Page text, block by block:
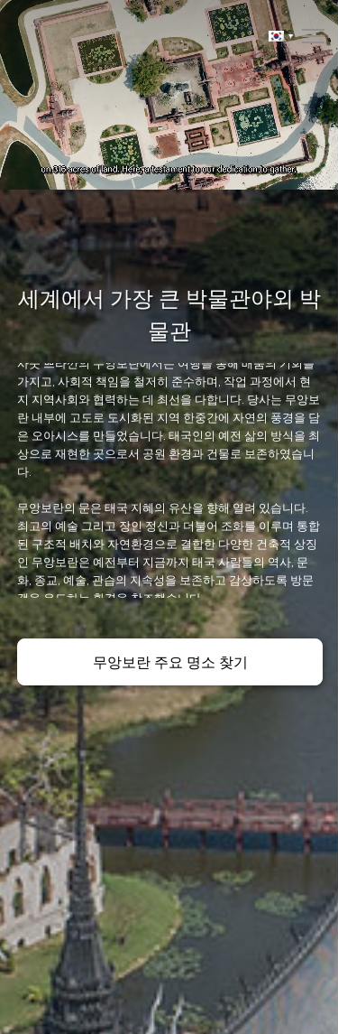
세계에서 가장 큰 박물관야외 박
물관
재혁신을 위한 연구, 재발명을 위한 재서술, 재탄생을 위한
회귀
당사는 이곳 무앙보란에서 지속할 수 있는 관광이란 신념을
실현하는 것을 목표로 합니다. 섬세하게 고안된 개발 계획과
자원 분배를 통해 당사는 세대를 걸쳐 방문하는 모든 인종과
나이의 방문객에게 최고의 명소가 되길 희망합니다.
사뭇 쁘라깐의 무앙보란에서는 여행을 통해 배움의 기회를
가지고, 사회적 책임을 철저히 준수하며, 작업 과정에서 현
지 지역사회와 협력하는 데 최선을 다합니다. 당사는 무앙보
란 내부에 고도로 도시화된 지역 한중간에 자연의 풍경을 담
은 오아시스를 만들었습니다. 태국인의 예전 삶의 방식을 최
상으로 재현한 곳으로서 공원 환경과 건물로 보존하였습니
다.
무앙보란의 문은 태국 지혜의 유산을 향해 열려 있습니다.
최고의 예술 그리고 장인 정신과 더불어 조화를 이루며 통합
된 구조적 배치와 자연환경으로 결합한 다양한 건축적 상징
인 무앙보란은 예전부터 지금까지 태국 사람들의 역사, 문
화, 종교, 예술, 관습의 지속성을 보존하고 감상하도록 방문
객을 유도하는 환경을 창조했습니다.
무앙보란을 방문하는 것은 하루 안에 태국 전역을 여행하는
것과 비교할 수 있습니다. 배치는 현대 태국에서 찾아보기
힘든 태국 전통 생활방식의 양식을 보존하였습니다.
위치는 수쿰빗 공항에서 가깝습니다(차량 이동 40분). 이곳
은 방콕 도심에서 1시간 거리에 위치한 지역에 위치하며 다
양한 편리한 경로로 무앙보란을 방문하실 수 있습니다.
이곳에서 숙박과 활동을 할 수 있는 공간도 마련되어 있습니
다.
무앙보란 주요 명소 찾기